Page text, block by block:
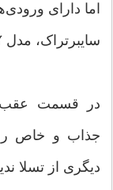
اما دارای
سایبرتراک، مدل Y آرم تسلا را روی کاپوت ندارد.
در قسمت
جذاب و خاص
دیگری از تسلا